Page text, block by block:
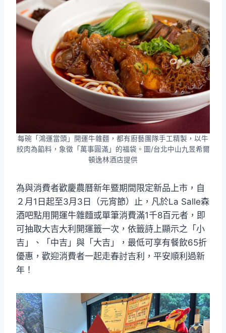
每碗「鴻運當頭」開運牛雜麵，都有廚藝團隊手工精製，以牛
絞肉為餡料，象徵「萬事圓滿」的福袋。圖/台北中山九昱希爾
頓逸林酒店提供
為與消費者歡慶農曆新年暨期間限定新品上市，自
２月1日起至3月3日（元宵節）止，凡於La Salle森
酒吧點用開運牛雜麵或單筆消費滿1千8百元者，即
可抽取大吉大利開運籤一次，依籤詩上顯示之「小
吉」、「中吉」與「大吉」，最低可享有餐飲65折
優惠，歡迎消費者一起走春討吉利，平安順利過新
年！